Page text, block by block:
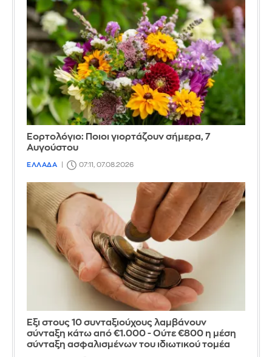
Εορτολόγιο: Ποιοι γιορτάζουν σήμερα, 7
Αυγούστου
ΕΛΛΑΔΑ 07:11, 07.08.2026
Έξι στους 10 συνταξιούχους λαμβάνουν
σύνταξη κάτω από €1.000 - Ούτε €800 η μέση
σύνταξη ασφαλισμένων του ιδιωτικού τομέα